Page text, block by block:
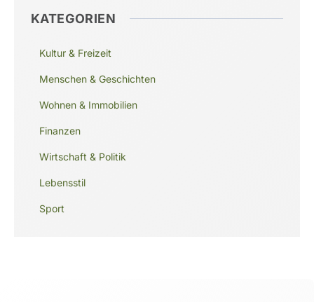
KATEGORIEN
Kultur & Freizeit
Menschen & Geschichten
Wohnen & Immobilien
Finanzen
Wirtschaft & Politik
Lebensstil
Sport